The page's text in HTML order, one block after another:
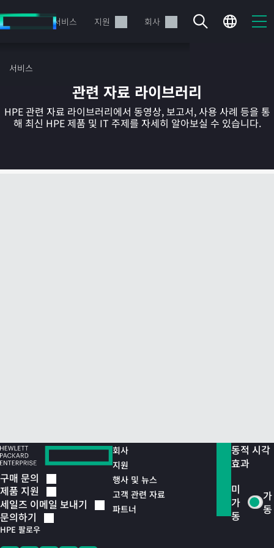
요
뛰
제품 서비스 지원 회사
서비스
현재 장바구니가 비어있습니다
관련 자료 라이브러리
HPE 관련 자료 라이브러리에서 동영상, 보고서, 사용 사례 등을 통
해 최신 HPE 제품 및 IT 주제를 자세히 알아보실 수 있습니다.
구매 문의
제품 지원
세일즈 이메일 보내기
문의하기
HPE 팔로우
회사
지원
행사 및 뉴스
고객 관련 자료
파트너
동적 시각
효과
미
가
동
가
동